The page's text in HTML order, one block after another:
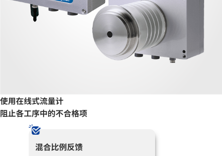
使用在线式流量计
阻止各工序中的不合格项
混合比例反馈